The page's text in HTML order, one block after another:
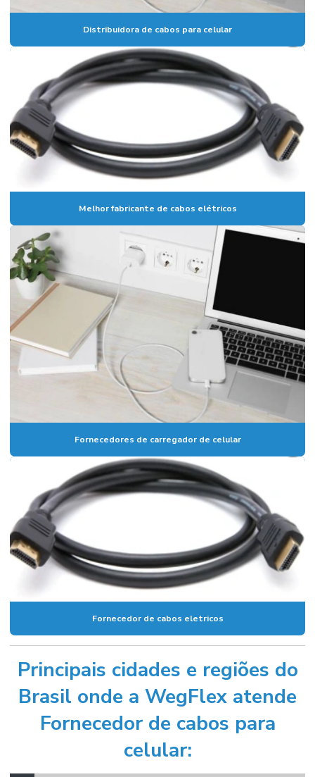
Distribuidora de cabos para celular
Melhor fabricante de cabos elétricos
Fornecedores de carregador de celular
Fornecedor de cabos eletricos
Principais cidades e regiões do
Brasil onde a WegFlex atende
Fornecedor de cabos para
celular: